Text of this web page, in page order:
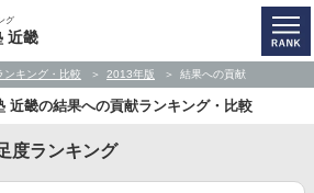
グ
近畿
ンキング・比較 2013年版 結果への貢献
近畿の結果への貢献ランキング・比較
度ランキング